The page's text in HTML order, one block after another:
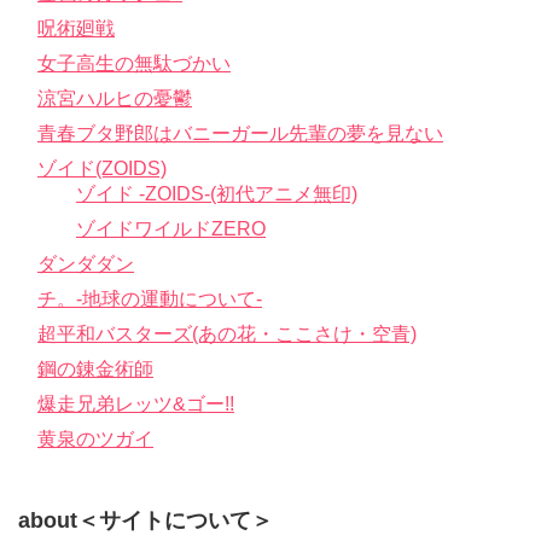
呪術廻戦
女子高生の無駄づかい
涼宮ハルヒの憂鬱
青春ブタ野郎はバニーガール先輩の夢を見ない
ゾイド(ZOIDS)
ゾイド -ZOIDS-(初代アニメ無印)
ゾイドワイルドZERO
ダンダダン
チ。-地球の運動について-
超平和バスターズ(あの花・ここさけ・空青)
鋼の錬金術師
爆走兄弟レッツ&ゴー!!
黄泉のツガイ
about＜サイトについて＞